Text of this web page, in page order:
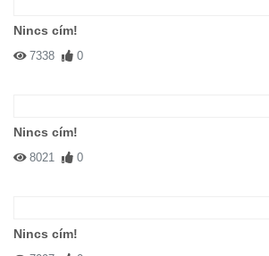
Nincs cím!
7338 0
Nincs cím!
8021 0
Nincs cím!